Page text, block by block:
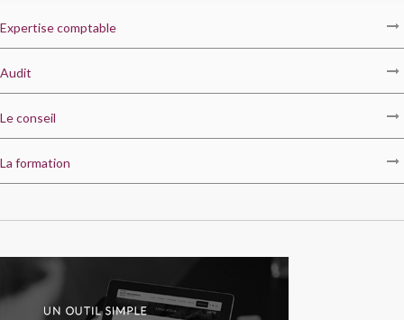
Expertise comptable
Audit
Le conseil
La formation